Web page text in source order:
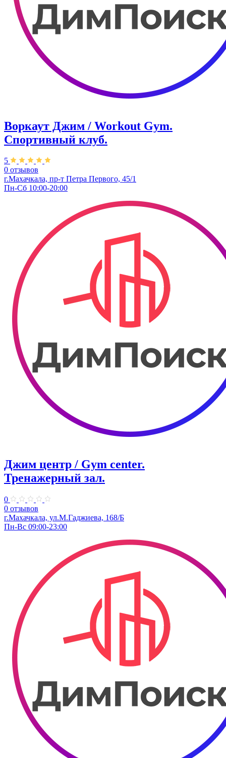
Воркаут Джим / Workout Gym.
Спортивный клуб.
5
0 отзывов
г.Махачкала, пр-т Петра Первого, 45/1
Пн-Сб 10:00-20:00
Джим центр / Gym center.
Тренажерный зал.
0
0 отзывов
г.Махачкала, ул.​М.Гаджиева, 168/Б
Пн-Вс 09:00-23:00